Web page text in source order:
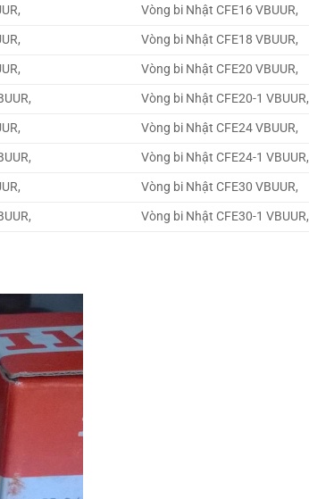
Vòng bi Nhật CFE16 VBUUR,
Vòng bi Nhật CFE18 VBUUR,
Vòng bi Nhật CFE20 VBUUR,
Vòng bi Nhật CFE20-1 VBUUR,
Vòng bi Nhật CFE24 VBUUR,
Vòng bi Nhật CFE24-1 VBUUR,
Vòng bi Nhật CFE30 VBUUR,
Vòng bi Nhật CFE30-1 VBUUR,